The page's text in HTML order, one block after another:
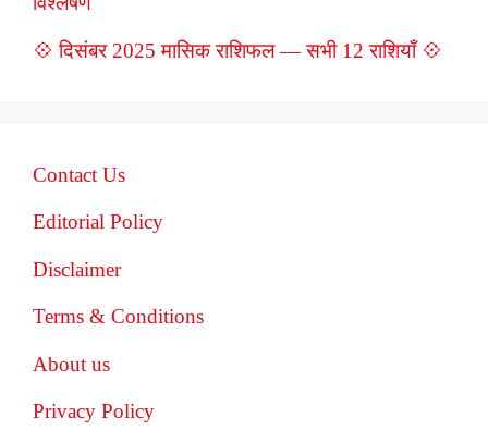
💠 दिसंबर 2025 मासिक राशिफल — सभी 12 राशियाँ 💠
Contact Us
Editorial Policy
Disclaimer
Terms & Conditions
About us
Privacy Policy